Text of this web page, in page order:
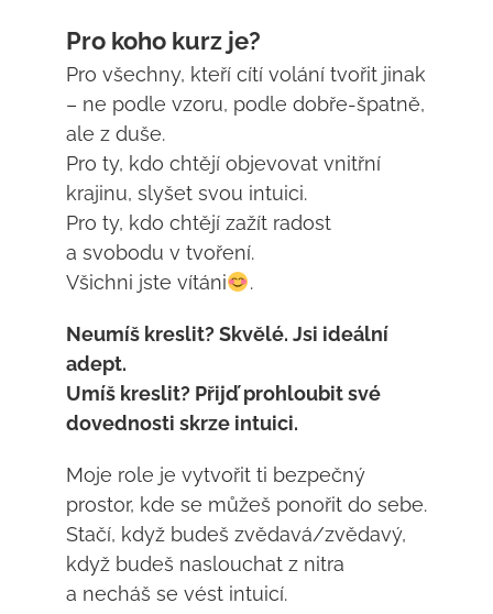
Pro koho kurz je?
Pro všechny, kteří cítí volání tvořit jinak
– ne podle vzoru, podle dobře-špatně,
ale z duše.
Pro ty, kdo chtějí objevovat vnitřní
krajinu, slyšet svou intuici.
Pro ty, kdo chtějí zažít radost
a svobodu v tvoření.
Všichni jste vítáni
.
Neumíš kreslit? Skvělé. Jsi ideální
adept.
Umíš kreslit? Přijď prohloubit své
dovednosti skrze intuici.
Moje role je vytvořit ti bezpečný
prostor, kde se můžeš ponořit do sebe.
Stačí, když budeš zvědavá/zvědavý,
když budeš naslouchat z nitra
a necháš se vést intuicí.